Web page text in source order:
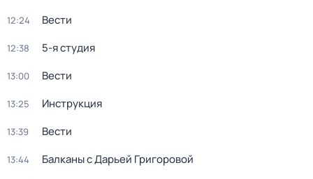
12:24 Вести
12:38 5-я студия
13:00 Вести
13:25 Инструкция
13:39 Вести
13:44 Балканы с Дарьей Григоровой